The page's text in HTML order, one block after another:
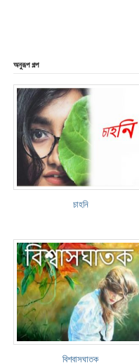
অনুরূপ গল্প
চাহনি
বিশ্বাসঘাতক